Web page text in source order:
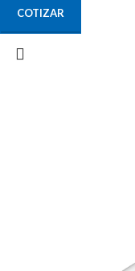
COTIZAR